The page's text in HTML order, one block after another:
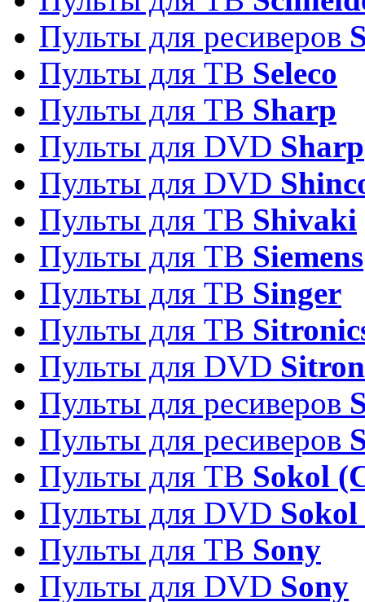
Пульты для ресиверов
Пульты для ТВ Seleco
Пульты для ТВ Sharp
Пульты для DVD Sharp
Пульты для DVD
Пульты для ТВ Shivaki
Пульты для ТВ Siemens
Пульты для ТВ Singer
Пульты для ТВ
Пульты для DVD
Пульты для ресиверов
Пульты для ресиверов
Пульты для ТВ Sokol
Пульты для DVD
Пульты для ТВ Sony
Пульты для DVD Sony